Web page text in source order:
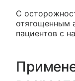
С
отягощенным
пациентов с